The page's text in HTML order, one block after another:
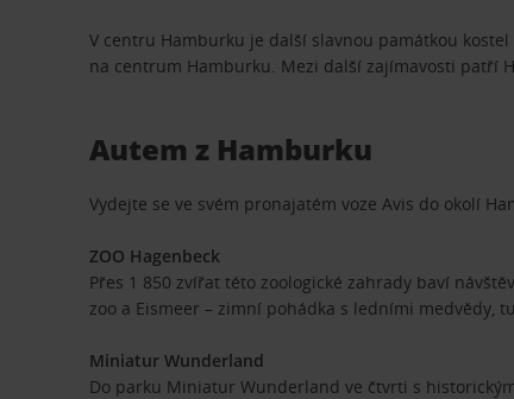
V centru Hamburku je další slavnou památkou
na centrum Hamburku. Mezi další zajímavosti patří
Autem z Hamburku
Vydejte se ve svém pronajatém voze Avis do okolí
ZOO Hagenbeck
Přes 1 850 zvířat této zoologické zahrady baví
zoo a Eismeer – zimní pohádka s ledními medvědy,
Miniatur Wunderland
Do parku Miniatur Wunderland ve čtvrti s